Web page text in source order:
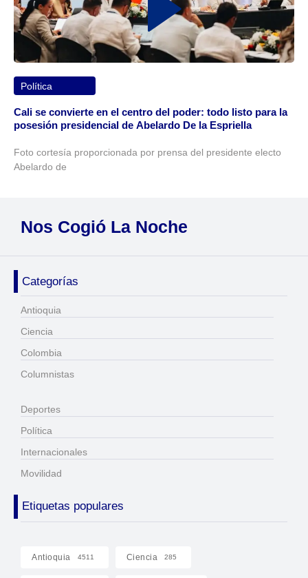
Política
Cali se convierte en el centro del poder: todo listo para la
posesión presidencial de Abelardo De la Espriella
Foto cortesía proporcionada por prensa del presidente electo
Abelardo de
Nos Cogió La Noche
Categorías
Antioquia
Ciencia
Colombia
Columnistas
Deportes
Política
Internacionales
Movilidad
Etiquetas populares
Antioquia 4511 Ciencia 285